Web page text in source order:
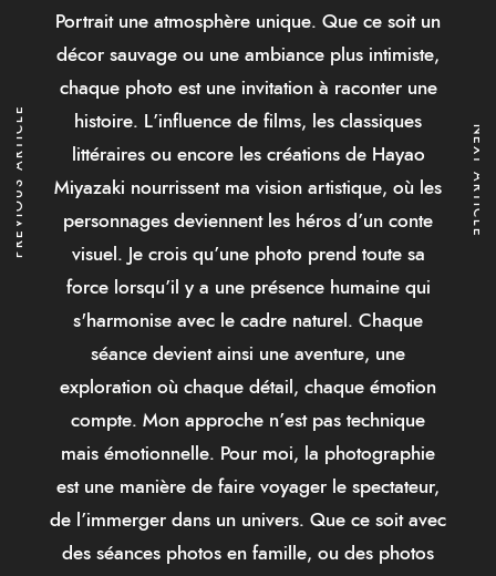
Portrait une atmosphère unique. Que ce soit un
décor sauvage ou une ambiance plus intimiste,
chaque photo est une invitation à raconter une
histoire. L’influence de films, les classiques
littéraires ou encore les créations de Hayao
Miyazaki nourrissent ma vision artistique, où les
personnages deviennent les héros d’un conte
visuel. Je crois qu’une photo prend toute sa
force lorsqu’il y a une présence humaine qui
s'harmonise avec le cadre naturel. Chaque
séance devient ainsi une aventure, une
exploration où chaque détail, chaque émotion
compte. Mon approche n’est pas technique
mais émotionnelle. Pour moi, la photographie
est une manière de faire voyager le spectateur,
de l’immerger dans un univers. Que ce soit avec
des séances photos en famille, ou des photos
PREVIOUS ARTICLE NEXT ARTICLE